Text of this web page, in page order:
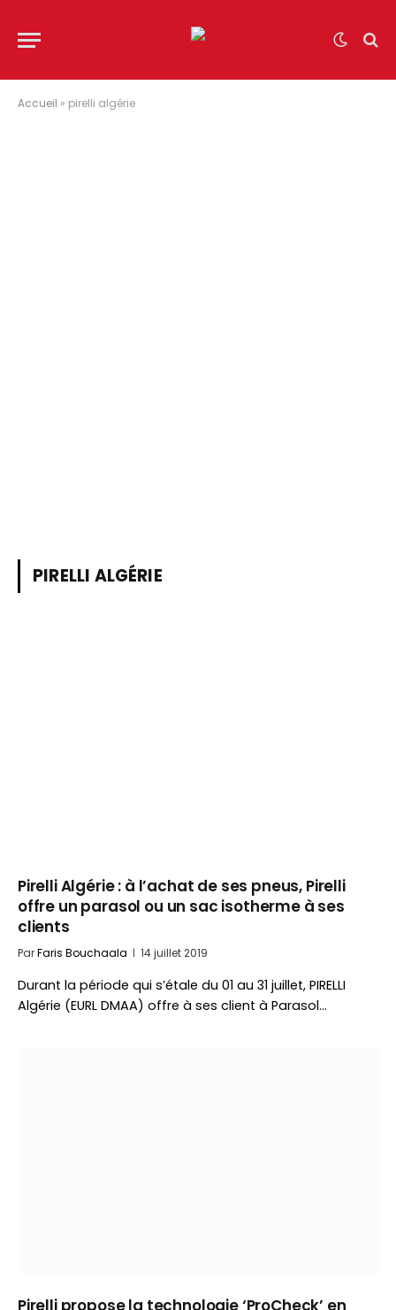
Accueil » pirelli algérie
PIRELLI ALGÉRIE
Pirelli Algérie : à l’achat de ses pneus, Pirelli
offre un parasol ou un sac isotherme à ses
clients
ParFaris Bouchaala 14 juillet 2019
Durant la période qui s’étale du 01 au 31 juillet, PIRELLI
Algérie (EURL DMAA) offre à ses client à Parasol…
Pirelli propose la technologie ‘ProCheck’ en